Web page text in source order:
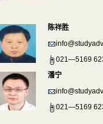
陈祥胜
021—5169
潘宁
021—5169